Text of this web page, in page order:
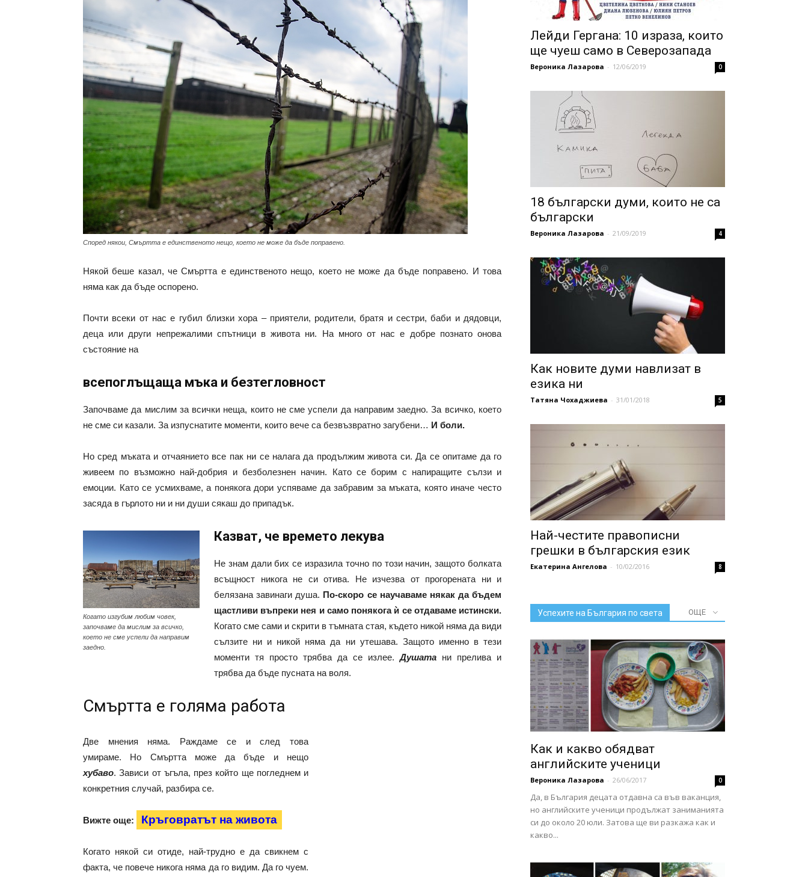
с
вкус
на
живот
Според някои, Смъртта е единственото нещо, което не може да бъде поправено.
Някой беше казал, че Смъртта е единственото нещо, което не може да бъде поправено. И това
няма как да бъде оспорено.
Почти всеки от нас е губил близки хора – приятели, родители, братя и сестри, баби и дядовци,
деца или други непрежалими спътници в живота ни. На много от нас е добре познато онова
състояние на
всепоглъщаща мъка и безтегловност
Започваме да мислим за всички неща, които не сме успели да направим заедно. За всичко, което
не сме си казали. За изпуснатите моменти, които вече са безвъзвратно загубени… И боли.
Но сред мъката и отчаянието все пак ни се налага да продължим живота си. Да се опитаме да го
живеем по възможно най-добрия и безболезнен начин. Като се борим с напиращите сълзи и
емоции. Като се усмихваме, а понякога дори успяваме да забравим за мъката, която иначе често
засяда в гърлото ни и ни души сякаш до припадък.
Когато изгубим любим човек,
започваме да мислим за всичко,
което не сме успели да направим
заедно.
Казват, че времето лекува
Не знам дали бих се изразила точно по този начин, защото болката
всъщност никога не си отива. Не изчезва от прогорената ни и
белязана завинаги душа. По-скоро се научаваме някак да бъдем
щастливи въпреки нея и само понякога ѝ се отдаваме истински.
Когато сме сами и скрити в тъмната стая, където никой няма да види
сълзите ни и никой няма да ни утешава. Защото именно в тези
моменти тя просто трябва да се излее.Душата ни прелива и
трябва да бъде пусната на воля.
Смъртта е голяма работа
Две мнения няма. Раждаме се и след това
умираме. Но Смъртта може да бъде и нещо
хубаво. Зависи от ъгъла, през който ще погледнем и
конкретния случай, разбира се.
Вижте още: Кръговратът на живота
Когато някой си отиде, най-трудно е да свикнем с
факта, че повече никога няма да го видим. Да го чуем.
Лейди Гергана: 10 израза, които
ще чуеш само в Северозапада
Вероника Лазарова - 12/06/2019 0
18 български думи, които не са
български
Вероника Лазарова - 21/09/2019 4
Как новите думи навлизат в
езика ни
Татяна Чохаджиева - 31/01/2018 5
Най-честите правописни
грешки в българския език
Екатерина Ангелова - 10/02/2016 8
Успехите на България по света ОЩЕ
Как и какво обядват
английските ученици
Вероника Лазарова - 26/06/2017 0
Да, в България децата отдавна са във ваканция,
но английските ученици продължат заниманията
си до около 20 юли. Затова ще ви разкажа как и
какво...